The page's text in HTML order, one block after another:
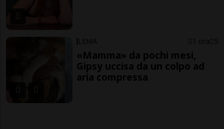
LEMA 1 ora 5
«Mamma» da pochi mesi,
Gipsy uccisa da un colpo ad
aria compressa